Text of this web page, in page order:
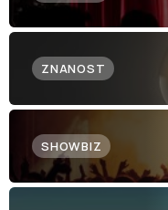
ZNANOST
SHOWBIZ